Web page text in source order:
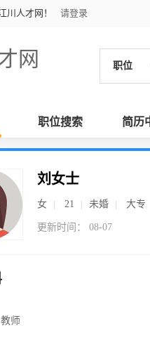
川人才网！ 请登录
网 职位
职位搜索 简历
刘女士
女 21 未婚 大专
更新时间： 08-07
教师